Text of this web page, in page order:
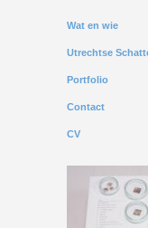
Wat en wie
Utrechtse
Portfolio
Contact
CV